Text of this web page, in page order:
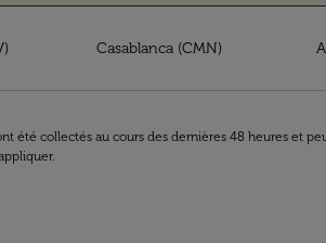
Casablanca (CMN)
été collectés au cours des dernières 48 heures et